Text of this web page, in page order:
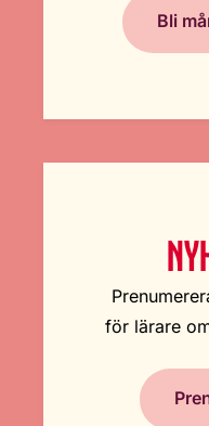
Bli
för lärare